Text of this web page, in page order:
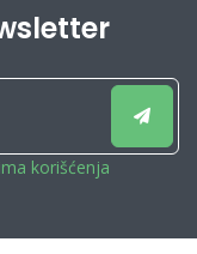
korišćenja